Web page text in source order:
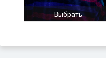
Выбрать